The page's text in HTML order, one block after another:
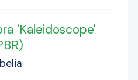
'Kaleidoscope'